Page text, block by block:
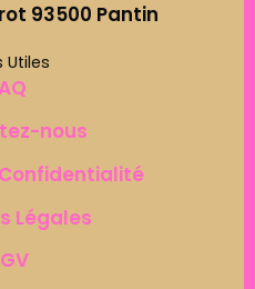
93500 Pantin
Utiles
nous
Légales